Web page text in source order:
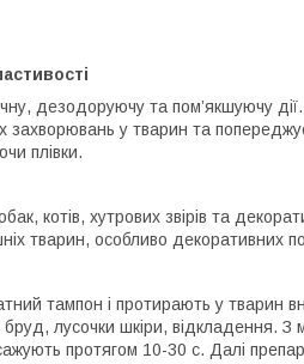
дезодоруючу та пом’якшуючу
захворювань у тварин та
плівки.
котів, хутрових звірів та
тварин, особливо декоративних
тампон і протирають у тварин
лусочки шкіри, відкладення.
протягом 10-30 с. Далі